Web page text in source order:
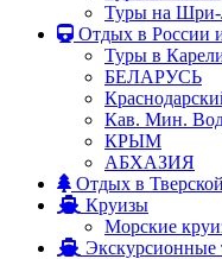
Туры на
Отдых в России
Туры в
БЕЛАРУСЬ
Кав. Мин.
КРЫМ
АБХАЗИЯ
Отдых в
Круизы
Морские